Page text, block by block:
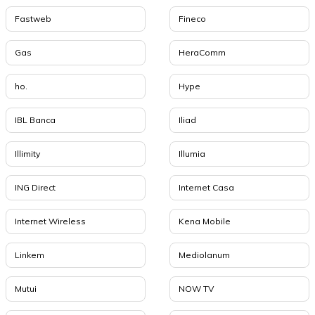
Fastweb Fineco
Gas HeraComm
ho. Hype
IBL Banca Iliad
Illimity Illumia
ING Direct Internet Casa
Internet Wireless Kena Mobile
Linkem Mediolanum
Mutui NOW TV